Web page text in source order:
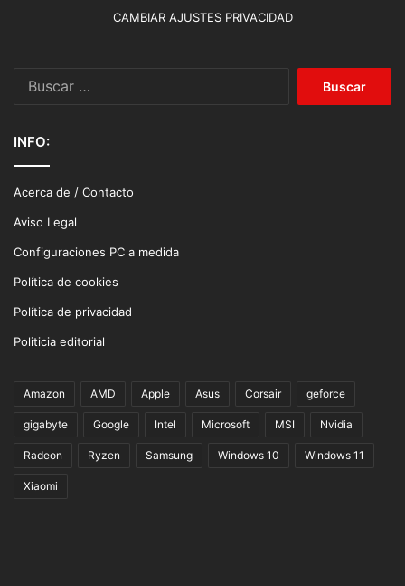
CAMBIAR AJUSTES PRIVACIDAD
INFO:
Acerca de / Contacto
Aviso Legal
Configuraciones PC a medida
Política de cookies
Política de privacidad
Politicia editorial
Amazon AMD Apple Asus Corsair geforce
gigabyte Google Intel Microsoft MSI Nvidia
Radeon Ryzen Samsung Windows 10 Windows 11
Xiaomi